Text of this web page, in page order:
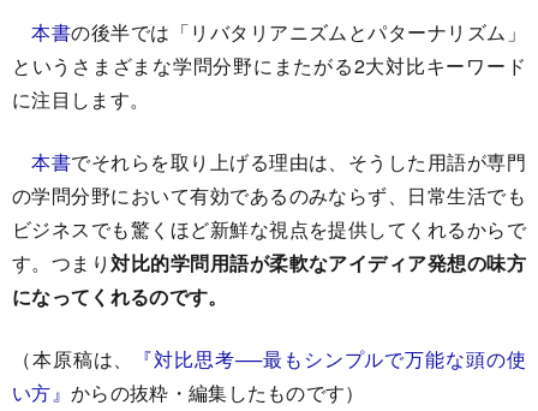
本書の後半では「リバタリアニズムとパターナリズム」
というさまざまな学問分野にまたがる2大対比キーワード
に注目します。
本書でそれらを取り上げる理由は、そうした用語が専門
の学問分野において有効であるのみならず、日常生活でも
ビジネスでも驚くほど新鮮な視点を提供してくれるからで
す。つまり対比的学問用語が柔軟なアイディア発想の味方
になってくれるのです。
（本原稿は、
『対比思考──最もシンプルで万能な頭の使
い方』 からの抜粋・編集したものです）